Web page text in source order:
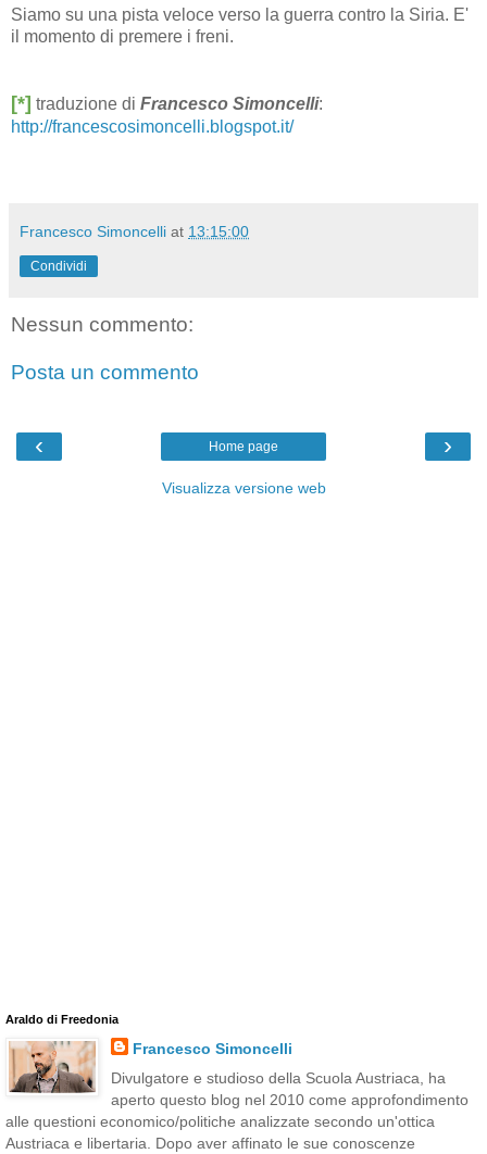
Siamo su una pista veloce verso la guerra contro la Siria. E'
il momento di premere i freni.
[*] traduzione di Francesco Simoncelli:
http://francescosimoncelli.blogspot.it/
Francesco Simoncelli at 13:15:00
Condividi
Nessun commento:
Posta un commento
‹ ›
Home page
Visualizza versione web
Araldo di Freedonia
Francesco Simoncelli
Divulgatore e studioso della Scuola Austriaca, ha
aperto questo blog nel 2010 come approfondimento
alle questioni economico/politiche analizzate secondo un'ottica
Austriaca e libertaria. Dopo aver affinato le sue conoscenze